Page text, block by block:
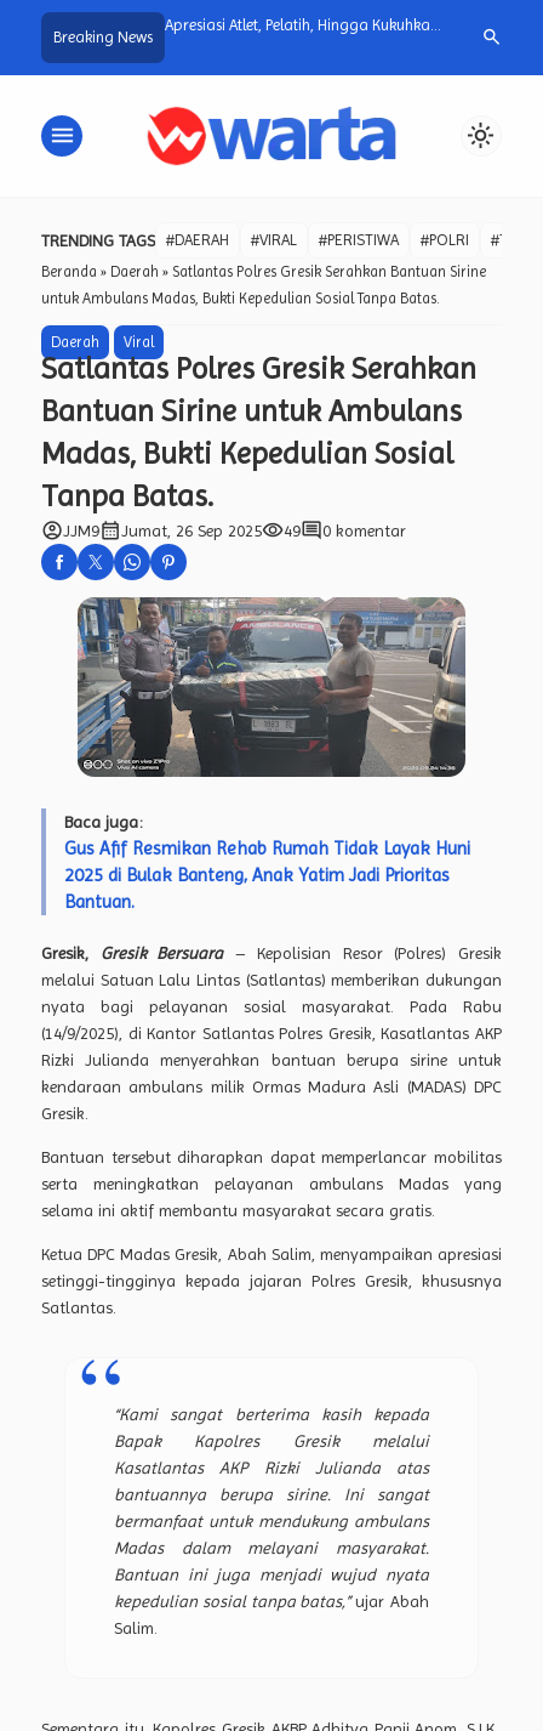
Breaking News
Apresiasi Atlet, Pelatih, Hingga Kukuhkan
This Is a
search
menu light_mode
TRENDING TAGS #DAERAH #VIRAL #PERISTIWA #POLRI
#TNI
Beranda » Daerah » Satlantas Polres Gresik Serahkan Bantuan Sirine
untuk Ambulans Madas, Bukti Kepedulian Sosial Tanpa Batas.
Daerah Viral
Satlantas Polres Gresik Serahkan
Bantuan Sirine untuk Ambulans
Madas, Bukti Kepedulian Sosial
Tanpa Batas.
account_circleJJM9calendar_monthJumat, 26 Sep 2025visibility49comment0 komentar
Baca juga:
Gus Afif Resmikan Rehab Rumah Tidak Layak Huni
2025 di Bulak Banteng, Anak Yatim Jadi Prioritas
Bantuan.
Gresik, Gresik Bersuara– Kepolisian Resor (Polres) Gresik
melalui Satuan Lalu Lintas (Satlantas) memberikan dukungan
nyata bagi pelayanan sosial masyarakat. Pada Rabu
(14/9/2025), di Kantor Satlantas Polres Gresik, Kasatlantas AKP
Rizki Julianda menyerahkan bantuan berupa sirine untuk
kendaraan ambulans milik Ormas Madura Asli (MADAS) DPC
Gresik.
Bantuan tersebut diharapkan dapat memperlancar mobilitas
serta meningkatkan pelayanan ambulans Madas yang
selama ini aktif membantu masyarakat secara gratis.
Ketua DPC Madas Gresik, Abah Salim, menyampaikan apresiasi
setinggi-tingginya kepada jajaran Polres Gresik, khususnya
Satlantas.
“Kami sangat berterima kasih kepada
Bapak Kapolres Gresik melalui
Kasatlantas AKP Rizki Julianda atas
bantuannya berupa sirine. Ini sangat
bermanfaat untuk mendukung ambulans
Madas dalam melayani masyarakat.
Bantuan ini juga menjadi wujud nyata
kepedulian sosial tanpa batas,”ujar Abah
Salim.